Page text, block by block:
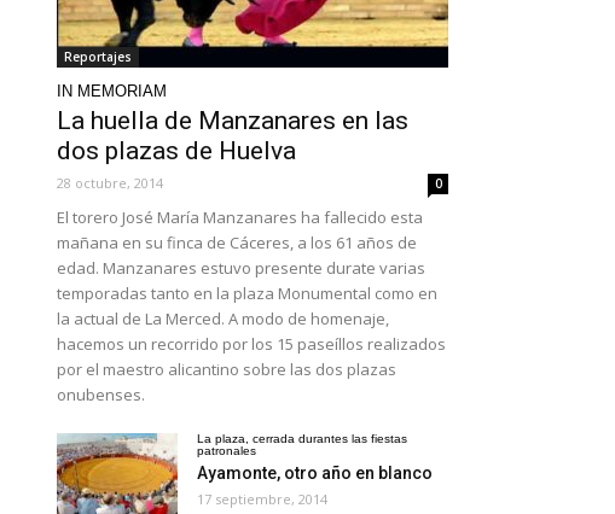
Reportajes
IN MEMORIAM
La huella de Manzanares en las
dos plazas de Huelva
28 octubre, 2014 0
El torero José María Manzanares ha fallecido esta
mañana en su finca de Cáceres, a los 61 años de
edad. Manzanares estuvo presente durate varias
temporadas tanto en la plaza Monumental como en
la actual de La Merced. A modo de homenaje,
hacemos un recorrido por los 15 paseíllos realizados
por el maestro alicantino sobre las dos plazas
onubenses.
La plaza, cerrada durantes las fiestas
patronales
Ayamonte, otro año en blanco
17 septiembre, 2014